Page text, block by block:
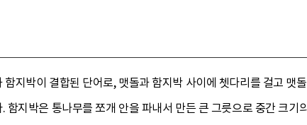
함지박이 결합된 단어로, 맷돌과 함지박 사이에 쳇다리를 걸고 맷
함지박은 통나무를 쪼개 안을 파내서 만든 큰 그릇으로 중간 크